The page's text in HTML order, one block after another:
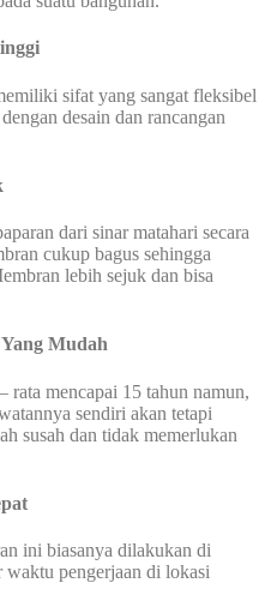
sifat yang sangat fleksibel
desain dan rancangan
dari sinar matahari secara
cukup bagus sehingga
lebih sejuk dan bisa
Mudah
rata mencapai 15 tahun namun,
sendiri akan tetapi
susah dan tidak memerlukan
ini biasanya dilakukan di
pengerjaan di lokasi